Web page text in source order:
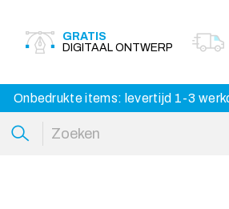
GRATIS
DIGITAAL ONTWERP
Onbedrukte items: levertijd 1-3